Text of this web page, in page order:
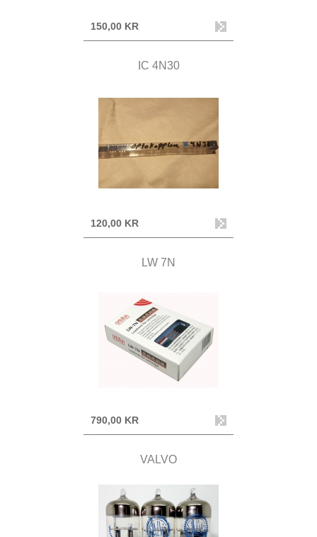
150,00 KR
IC 4N30
120,00 KR
LW 7N
790,00 KR
VALVO